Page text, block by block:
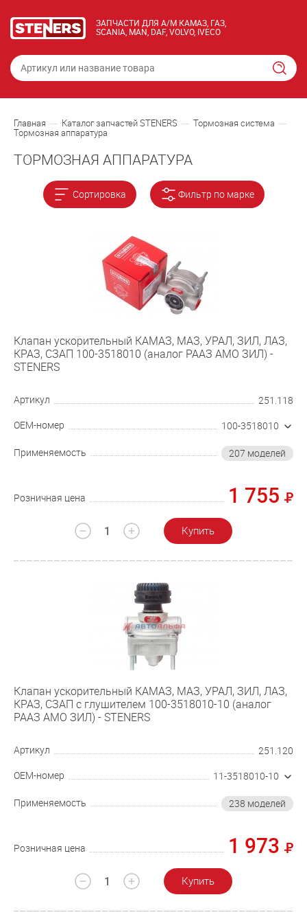
ЗАПЧАСТИ ДЛЯ А/М КАМАЗ, ГАЗ,
SCANIA, MAN, DAF, VOLVO, IVECO
Главная Каталог запчастей STENERS
Тормозная система
Тормозная аппаратура
ТОРМОЗНАЯ АППАРАТУРА
Клапан ускорительный КАМАЗ, МАЗ, УРАЛ, ЗИЛ, ЛАЗ,
КРАЗ, СЗАП 100-3518010 (аналог РААЗ АМО ЗИЛ) -
STENERS
Артикул 251.118
OEM-номер 100-3518010
Применяемость 207 моделей
Розничная цена 1 755
Купить
Клапан ускорительный КАМАЗ, МАЗ, УРАЛ, ЗИЛ, ЛАЗ,
КРАЗ, СЗАП с глушителем 100-3518010-10 (аналог
РААЗ АМО ЗИЛ) - STENERS
Артикул 251.120
OEM-номер 11-3518010-10
Применяемость 238 моделей
Розничная цена 1 973
Купить